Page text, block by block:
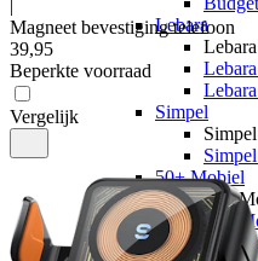
Lebara
Lebara
Simpel
Simpel
50+ Mobiel
50+
50+
50+
|
Magneet bevestiging telefoon
39,95
Beperkte voorraad
Vergelijk